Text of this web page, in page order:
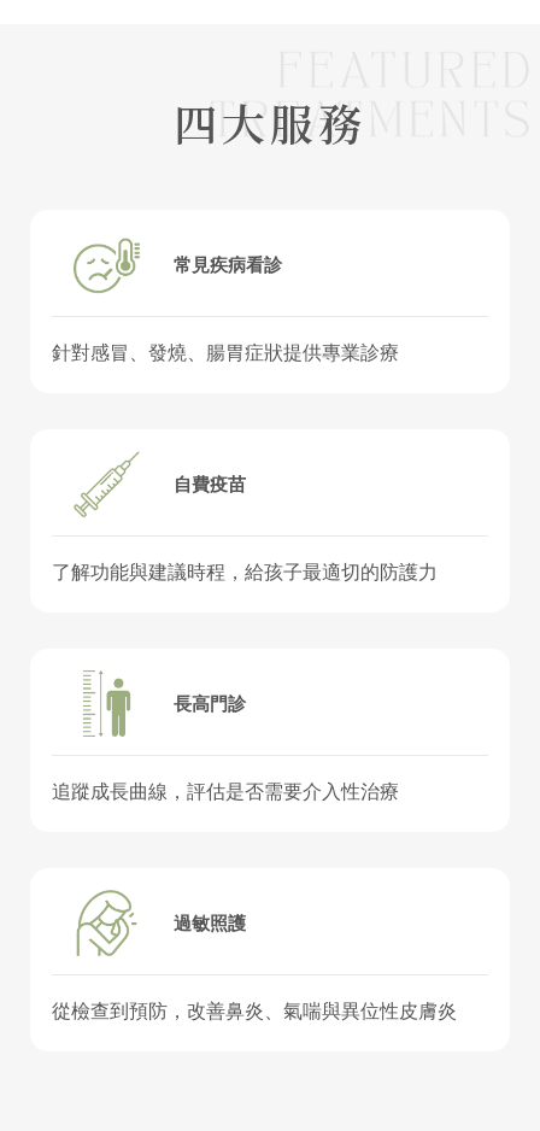
四大服務
常見疾病看診
針對感冒、發燒、腸胃症狀提供專業診療
自費疫苗
了解功能與建議時程，給孩子最適切的防護力
長高門診
追蹤成長曲線，評估是否需要介入性治療
過敏照護
從檢查到預防，改善鼻炎、氣喘與異位性皮膚炎